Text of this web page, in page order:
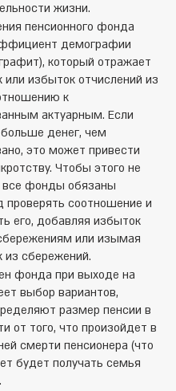
жизни.
пенсионного фонда
демографии
который отражает
или избыток отчислений из
к
актуарным. Если
денег, чем
это может привести
Чтобы этого не
фонды обязаны
проверять соотношение и
его, добавляя избыток
или изымая
из сбережений.
фонда при выходе на
выбор вариантов,
размер пенсии в
от того, что произойдет в
смерти пенсионера (что
будет получать семья